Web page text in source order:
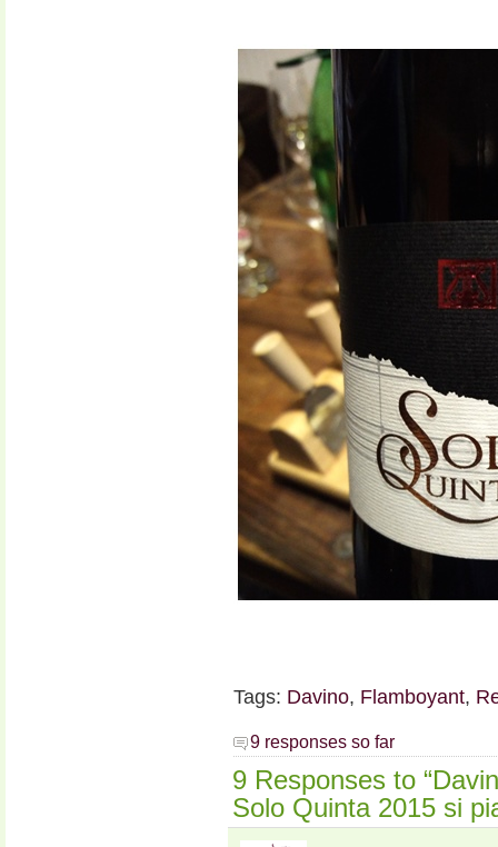
Tags: Davino, Flamboyant,
9 responses so far
9 Responses to
Solo Quinta 2015 si